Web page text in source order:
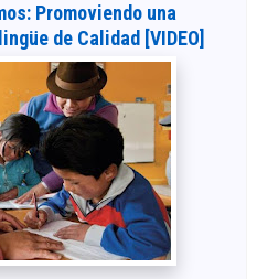
Promoviendo una
de Calidad [VIDEO]